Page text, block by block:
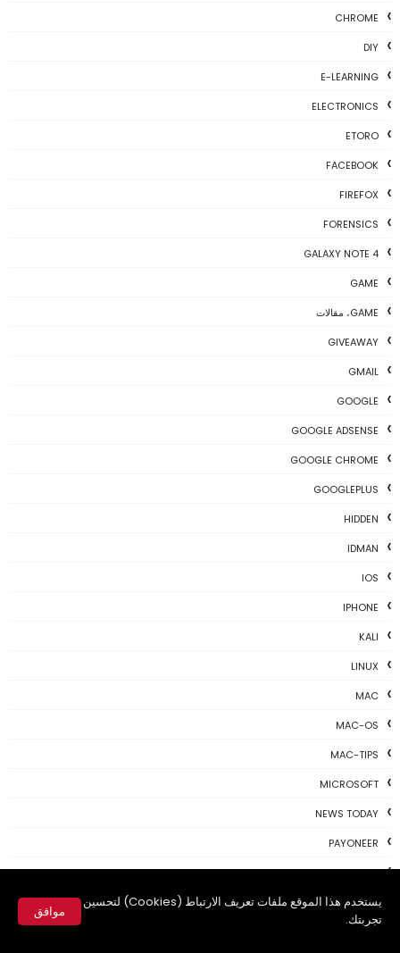
يستخدم هذا الموقع ملفات تعريف الارتباط (Cookies) لتحسين
تجربتك.
موافق
CHROME
DIY
E-LEARNING
ELECTRONICS
ETORO
FACEBOOK
FIREFOX
FORENSICS
GALAXY NOTE 4
GAME
GAME، مقالات
GIVEAWAY
GMAIL
GOOGLE
GOOGLE ADSENSE
GOOGLE CHROME
GOOGLEPLUS
HIDDEN
IDMAN
IOS
IPHONE
KALI
LINUX
MAC
MAC-OS
MAC-TIPS
MICROSOFT
NEWS TODAY
PAYONEER
PHOTOSHOP
PROGRAMING